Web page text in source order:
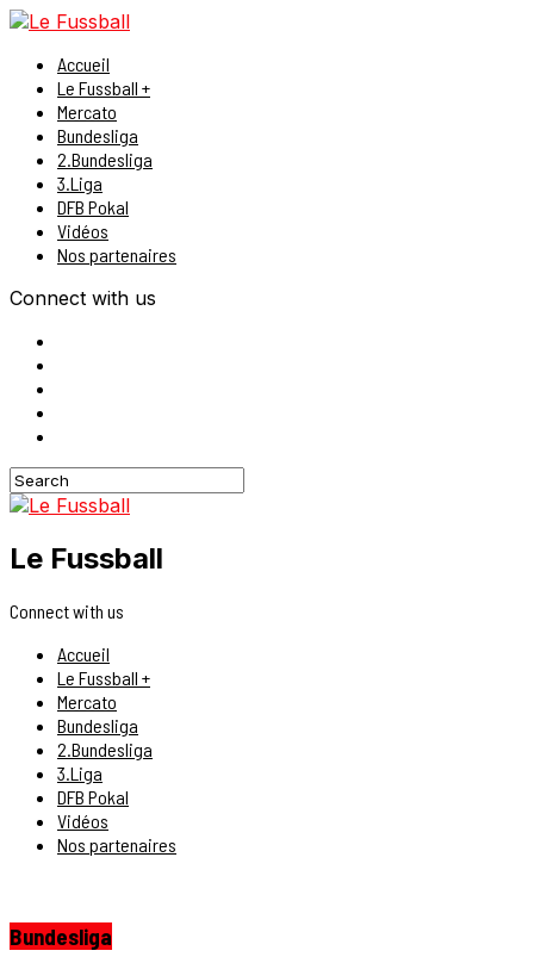
Accueil
Le Fussball +
Mercato
Bundesliga
2.Bundesliga
3.Liga
DFB Pokal
Vidéos
Nos partenaires
Connect with us
Le Fussball
Connect with us
Accueil
Le Fussball +
Mercato
Bundesliga
2.Bundesliga
3.Liga
DFB Pokal
Vidéos
Nos partenaires
Bundesliga